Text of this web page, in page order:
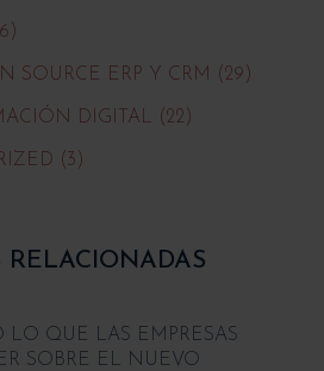
SOURCE ERP Y CRM (29)
DIGITAL (22)
(3)
RELACIONADAS
LO QUE LAS EMPRESAS
SOBRE EL NUEVO